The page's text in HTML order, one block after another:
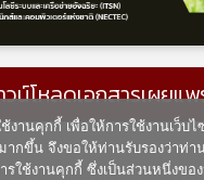
น์โหลดเอกสารเผยแ
งานคุกกี้ เพื่อให้การใช้งานเว็บ
ากขึ้น จึงขอให้ท่านรับรองว่าท่
รใช้งานคุกกี้ ซึ่งเป็นส่วนหนึ่งขอ